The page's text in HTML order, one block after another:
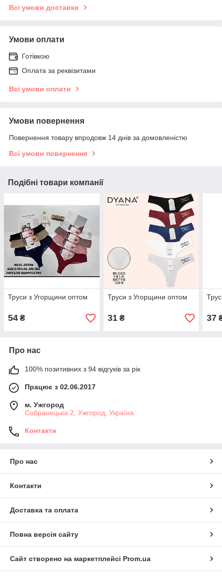
Всі умови доставки
Умови оплати
Готівкою
Оплата за реквізитами
Всі умови оплати
Умови повернення
Повернення товару впродовж 14 днів за домовленістю
Всі умови повернення
Подібні товари компанії
Труси з Угорщини оптом
54 ₴
Труси з Угорщини оптом
31₴ 37
Про нас
100% позитивних з 94 відгуків за рік
Працює з 02.06.2017
м. Ужгород
Собранецька 2, Ужгород, Україна
Контакти
Про нас
Контакти
Доставка та оплата
Повна версія сайту
Сайт створено на маркетплейсі Prom.ua